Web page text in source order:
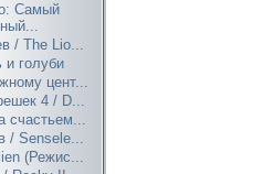
Самый
/ The Lio...
голуби
цент...
4 / D...
счастьем...
/ Sensele...
(Режис...